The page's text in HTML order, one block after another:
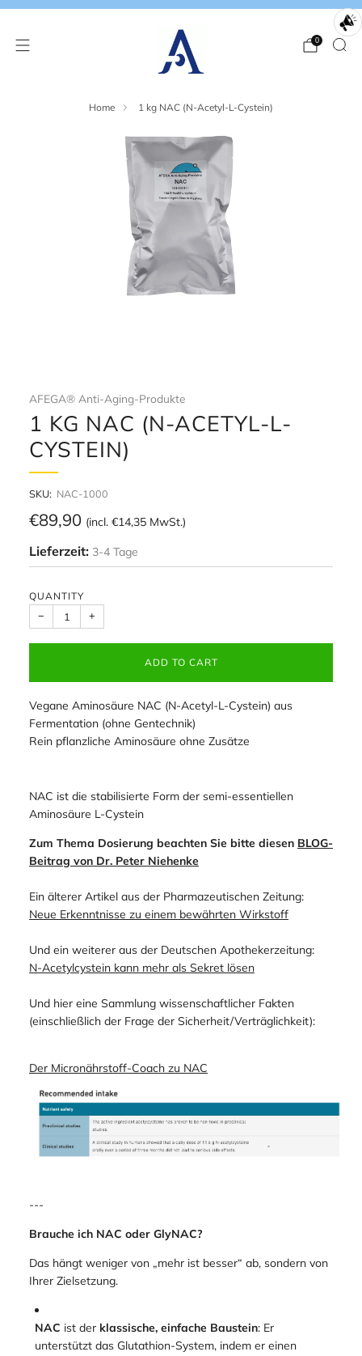
0
Home 1 kg NAC (N-Acetyl-L-Cystein)
AFEGA® Anti-Aging-Produkte
1 KG NAC (N-ACETYL-L-
CYSTEIN)
SKU: NAC-1000
Regular
price
€89,90 (incl. €14,35 MwSt.)
Lieferzeit: 3-4 Tage
QUANTITY
− +
ADD TO CART
Vegane Aminosäure NAC (N-Acetyl-L-Cystein) aus
Fermentation (ohne Gentechnik)
Rein pflanzliche Aminosäure ohne Zusätze
NAC ist die stabilisierte Form der semi-essentiellen
Aminosäure L-Cystein
Zum Thema Dosierung beachten Sie bitte diesen BLOG-
Beitrag von Dr. Peter Niehenke
Ein älterer Artikel aus der Pharmazeutischen Zeitung:
Neue Erkenntnisse zu einem bewährten Wirkstoff
Und ein weiterer aus der Deutschen Apothekerzeitung:
N-Acetylcystein kann mehr als Sekret lösen
Und hier eine Sammlung wissenschaftlicher Fakten
(einschließlich der Frage der Sicherheit/Verträglichkeit):
Der Micronährstoff-Coach zu NAC
---
Brauche ich NAC oder GlyNAC?
Das hängt weniger von „mehr ist besser“ ab, sondern von
Ihrer Zielsetzung.
NAC ist der klassische, einfache Baustein: Er
unterstützt das Glutathion-System, indem er einen